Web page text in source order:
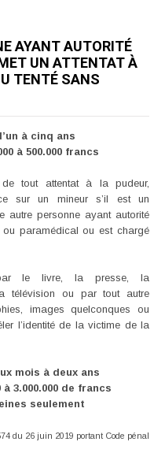
AYANT AUTORITÉ
UN ATTENTAT À
TENTÉ SANS
à cinq ans
à 500.000 francs
tout attentat à la pudeur,
sur un mineur s’il est un
autre personne ayant autorité
paramédical ou est chargé
le livre, la presse, la
télévision ou par tout autre
images quelconques ou
l’identité de la victime de la
mois à deux ans
3.000.000 de francs
seulement
du 26 juin 2019 portant Code pénal